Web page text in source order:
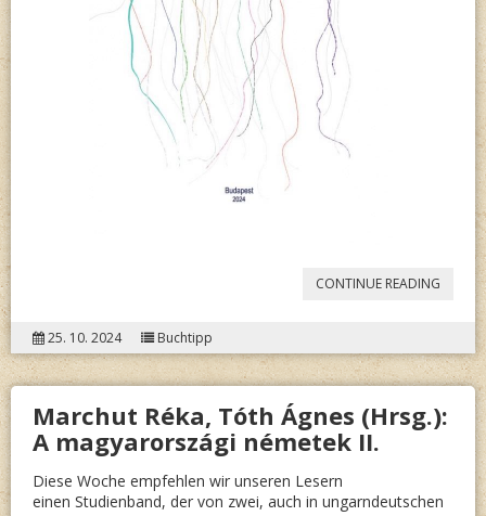
CONTINUE READING
ANNA
CSILLA
25. 10. 2024 Buchtipp
Marchut Réka, Tóth Ágnes (Hrsg.):
A magyarországi németek II.
Diese Woche empfehlen wir unseren Lesern
einen Studienband, der von zwei, auch in ungarndeutschen